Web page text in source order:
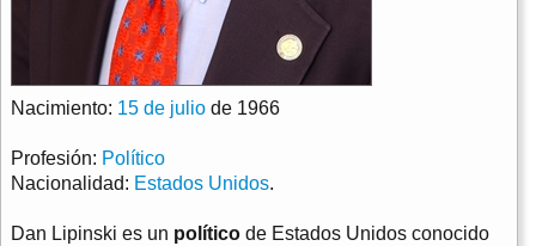
Nacimiento: 15 de julio de 1966
Profesión: Político
Nacionalidad: Estados Unidos.
Dan Lipinski es un político de Estados Unidos conocido